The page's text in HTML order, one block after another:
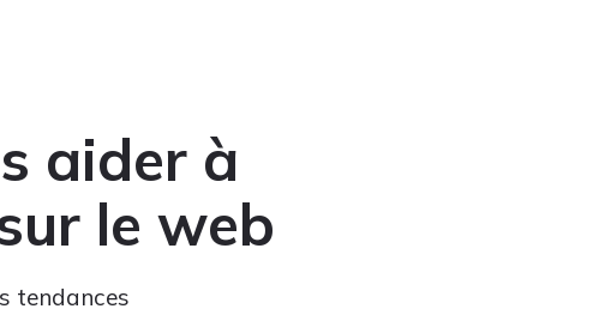
aider à
le web
tendances